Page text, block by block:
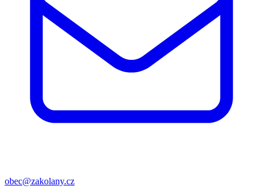
obec@zakolany.cz